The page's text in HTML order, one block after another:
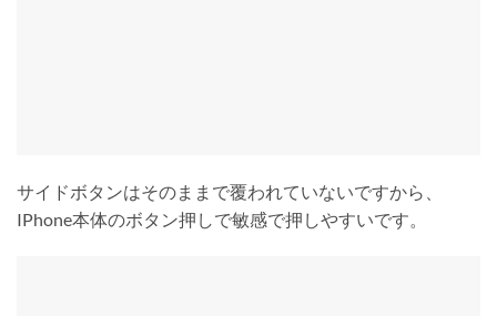
サイドボタンはそのままで覆われていないですから、
IPhone本体のボタン押しで敏感で押しやすいです。